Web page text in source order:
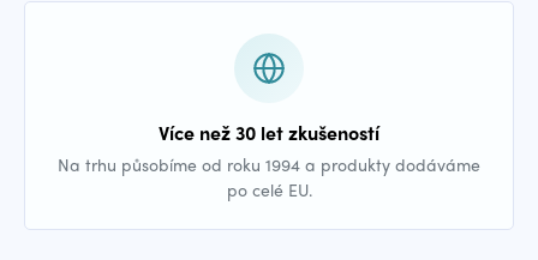
Více než 30 let zkušeností
Na trhu působíme od roku 1994 a produkty dodáváme
po celé EU.